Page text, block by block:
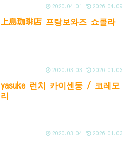
2020.04.01 2026.04.09
上島珈琲店 프랑보와즈 쇼콜라
2020.03.03 2026.01.03
yasuke 런치 카이센동 / 코레모
리
2020.03.04 2026.01.03